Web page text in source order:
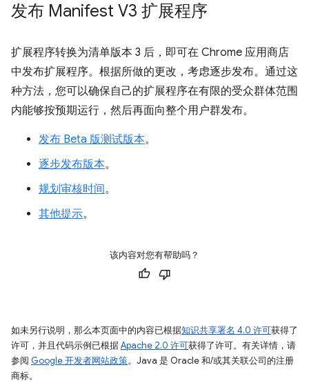
发布 Manifest V3 扩展程序
扩展程序转换为清单版本 3 后，即可在 Chrome 应用商店
中发布扩展程序。根据所做的更改，考虑逐步发布。通过这
种方法，您可以确保自己的扩展程序在有限的受众群体范围
内能够按预期运行，然后再面向整个用户群发布。
发布 Beta 版测试版本。
逐步发布版本。
规划审核时间。
其他提示。
该内容对您有帮助吗？
如未另行说明，那么本页面中的内容已根据知识共享署名 4.0 许可获得了
许可，并且代码示例已根据Apache 2.0 许可获得了许可。有关详情，请
参阅 Google 开发者网站政策。Java 是 Oracle 和/或其关联公司的注册
商标。